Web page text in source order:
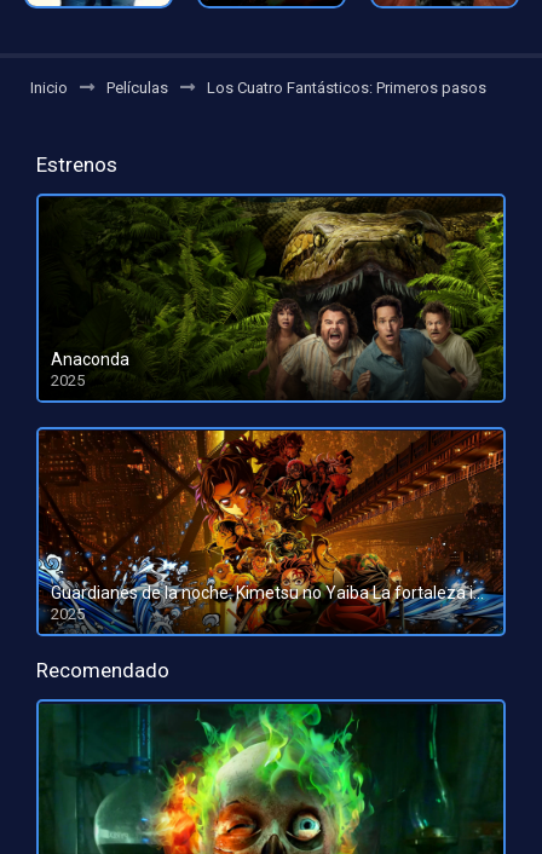
Inicio Películas Los Cuatro Fantásticos: Primeros pasos
Estrenos
Anaconda
2025
HD 1080pHD 720p
Guardianes de la noche: Kimetsu no Yaiba La fortaleza infinita
2025
HD 1080pHD 720p
Recomendado